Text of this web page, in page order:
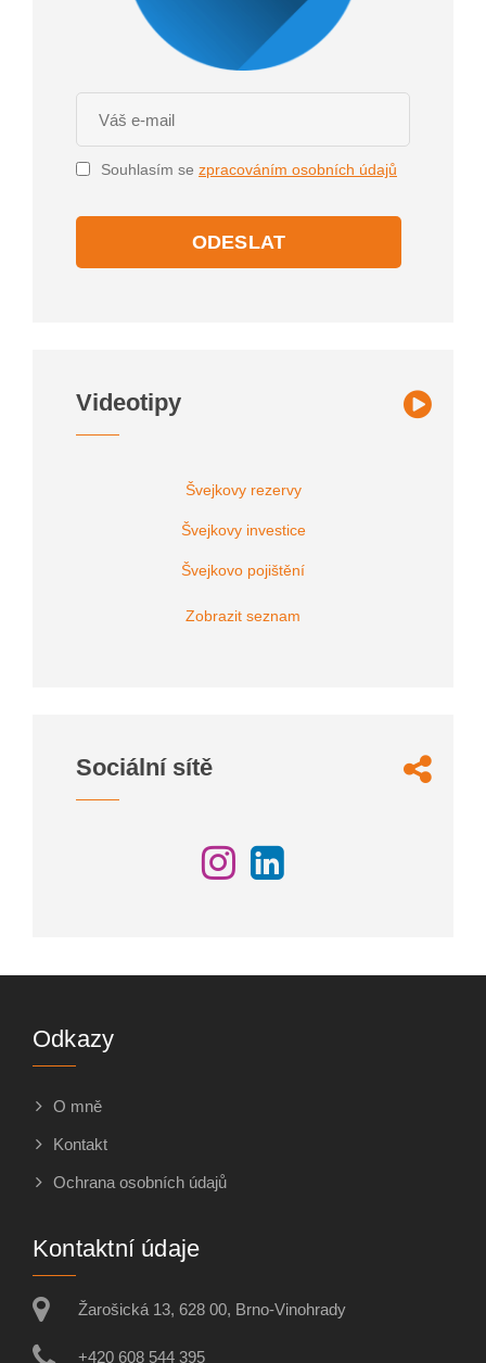
Souhlasím se zpracováním osobních údajů
ODESLAT
Videotipy
Švejkovy rezervy
Švejkovy investice
Švejkovo pojištění
Zobrazit seznam
Sociální sítě
Odkazy
O mně
Kontakt
Ochrana osobních údajů
Kontaktní údaje
Žarošická 13, 628 00, Brno-Vinohrady
+420 608 544 395